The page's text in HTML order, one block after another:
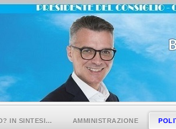
IN SINTESI… AMMINISTRAZIONE